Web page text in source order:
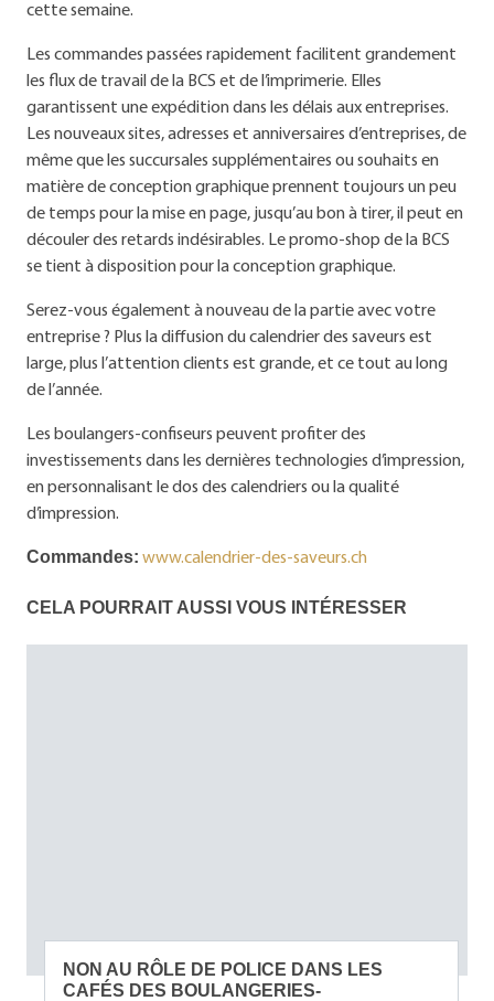
cette semaine.
Les commandes passées rapidement facilitent grandement
les flux de travail de la BCS et de l’imprimerie. Elles
garantissent une expédition dans les délais aux entreprises.
Les nouveaux sites, adresses et anniversaires d’entreprises, de
même que les succursales supplémentaires ou souhaits en
matière de conception graphique prennent toujours un peu
de temps pour la mise en page, jusqu’au bon à tirer, il peut en
découler des retards indésirables. Le promo-shop de la BCS
se tient à disposition pour la conception graphique.
Serez-vous également à nouveau de la partie avec votre
entreprise ? Plus la diffusion du calendrier des saveurs est
large, plus l’attention clients est grande, et ce tout au long
de l’année.
Les boulangers-confiseurs peuvent profiter des
investissements dans les dernières technologies d’impression,
en personnalisant le dos des calendriers ou la qualité
d’impression.
Commandes: www.calendrier-des-saveurs.ch
CELA POURRAIT AUSSI VOUS INTÉRESSER
NON AU RÔLE DE POLICE DANS LES
CAFÉS DES BOULANGERIES-